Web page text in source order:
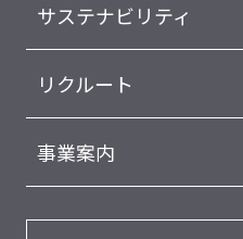
サステナビリティ
リクルート
事業案内